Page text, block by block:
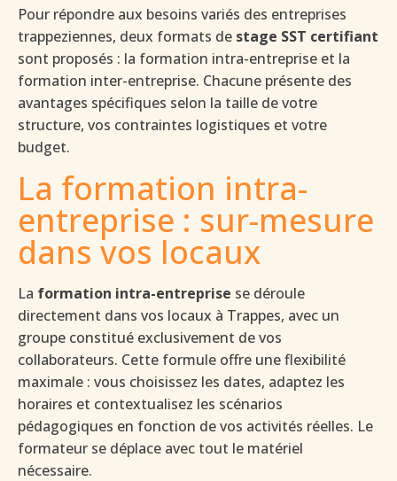
Pour répondre aux besoins variés des entreprises
trappeziennes, deux formats de stage SST certifiant
sont proposés : la formation intra-entreprise et la
formation inter-entreprise. Chacune présente des
avantages spécifiques selon la taille de votre
structure, vos contraintes logistiques et votre
budget.
La formation intra-
entreprise : sur-mesure
dans vos locaux
La formation intra-entreprise se déroule
directement dans vos locaux à Trappes, avec un
groupe constitué exclusivement de vos
collaborateurs. Cette formule offre une flexibilité
maximale : vous choisissez les dates, adaptez les
horaires et contextualisez les scénarios
pédagogiques en fonction de vos activités réelles. Le
formateur se déplace avec tout le matériel
nécessaire.